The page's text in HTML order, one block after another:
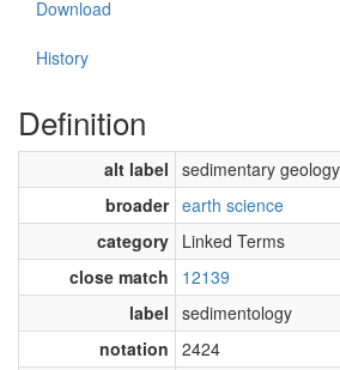
Download
History
Definition
alt label sedimentary geology
broader earth science
category Linked Terms
close match
12139
label sedimentology
notation 2424